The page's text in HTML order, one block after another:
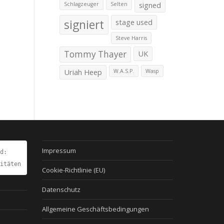
Schlagzeuger Selten signed
signiert stage used
Steve Harris
Tommy Thayer
UK
Uriah Heep
W.A.S.P. Wasp
Impressum
Cookie-Richtlinie (EU)
Datenschutz
Allgemeine Geschäftsbedingungen